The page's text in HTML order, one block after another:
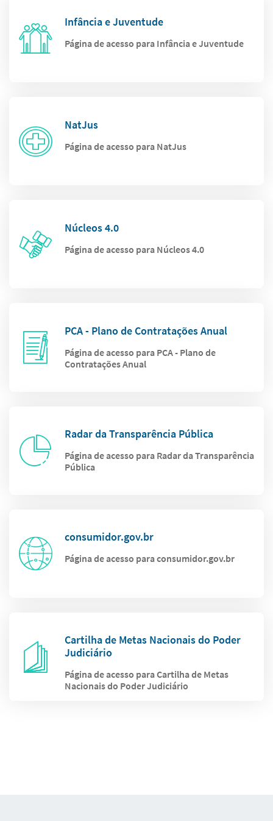
Infância e Juventude
Página de acesso para Infância e Juventude
NatJus
Página de acesso para NatJus
Núcleos 4.0
Página de acesso para Núcleos 4.0
PCA - Plano de Contratações Anual
Página de acesso para PCA - Plano de
Contratações Anual
Radar da Transparência Pública
Página de acesso para Radar da Transparência
Pública
consumidor.gov.br
Página de acesso para consumidor.gov.br
Cartilha de Metas Nacionais do Poder
Judiciário
Página de acesso para Cartilha de Metas
Nacionais do Poder Judiciário